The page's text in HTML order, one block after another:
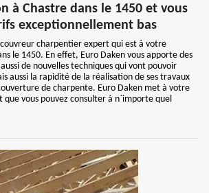
à Chastre dans le 1450 et vous
exceptionnellement bas
charpentier expert qui est à votre
le 1450. En effet, Euro Daken vous apporte des
de nouvelles techniques qui vont pouvoir
aussi la rapidité de la réalisation de ses travaux
de charpente. Euro Daken met à votre
que vous pouvez consulter à n`importe quel